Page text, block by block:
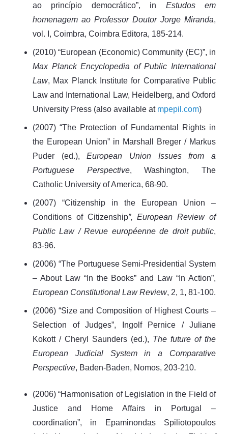
ao princípio democrático”, in Estudos em
homenagem ao Professor Doutor Jorge Miranda,
vol. I, Coimbra, Coimbra Editora, 185-214.
(2010) “European (Economic) Community (EC)”, in
Max Planck Encyclopedia of Public International
Law, Max Planck Institute for Comparative Public
Law and International Law, Heidelberg, and Oxford
University Press (also available at mpepil.com)
(2007) “The Protection of Fundamental Rights in
the European Union” in Marshall Breger / Markus
Puder (ed.),European Union Issues from a
Portuguese Perspective, Washington, The
Catholic University of America, 68-90.
(2007) “Citizenship in the European Union –
Conditions of Citizenship”, European Review of
Public Law / Revue européenne de droit public,
83-96.
(2006) “The Portuguese Semi-Presidential System
– About Law “In the Books” and Law “In Action”,
European Constitutional Law Review, 2, 1, 81-100.
(2006) “Size and Composition of Highest Courts –
Selection of Judges”, Ingolf Pernice / Juliane
Kokott / Cheryl Saunders (ed.), The future of the
European Judicial System in a Comparative
Perspective, Baden-Baden, Nomos, 203-210.
(2006) “Harmonisation of Legislation in the Field of
Justice and Home Affairs in Portugal –
coordination”, in Epaminondas Spiliotopoulos